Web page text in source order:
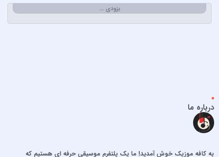
احسان دریادل
افشین خان
الجان
امید آمری
بزودی …
درباره ما
به کافه موزیک خوش آمدید! ما یک پلتفرم موسیقی حرفه ای هستیم که